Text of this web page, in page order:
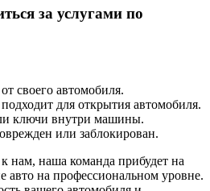
за услугами по
своего автомобиля.
для открытия автомобиля.
ключи внутри машины.
или заблокирован.
нам, наша команда прибудет на
авто на профессиональном уровне.